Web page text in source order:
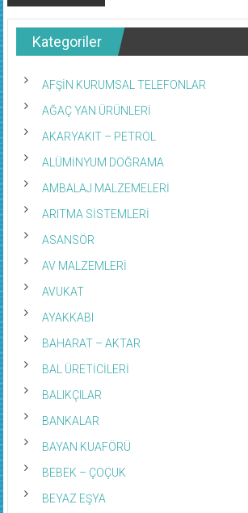
Kategoriler
AFŞİN KURUMSAL TELEFONLAR
AĞAÇ YAN ÜRÜNLERİ
AKARYAKIT – PETROL
ALÜMİNYUM DOĞRAMA
AMBALAJ MALZEMELERİ
ARITMA SİSTEMLERİ
ASANSÖR
AV MALZEMLERİ
AVUKAT
AYAKKABI
BAHARAT – AKTAR
BAL ÜRETİCİLERİ
BALIKÇILAR
BANKALAR
BAYAN KUAFÖRÜ
BEBEK – ÇOÇUK
BEYAZ EŞYA